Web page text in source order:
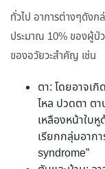
ทั่วไป อาการต่างๆดังก
ประมาณ 10% ของผู้ป่
ของอวัยวะสำคัญ เช่น
ตา: โดยอาจเ
ไหล ปวดตา ต
เหลืองหน้าใบ
เรียกกลุ่มอาก
syndrome”